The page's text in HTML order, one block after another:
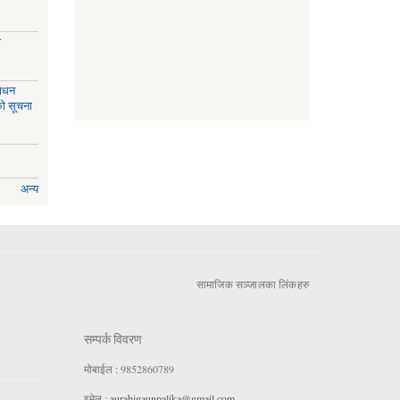
सूचना
अन्य
सामाजिक सञ्जालका लिंकहरु
सम्पर्क विवरण
मोबाईल : 9852860789